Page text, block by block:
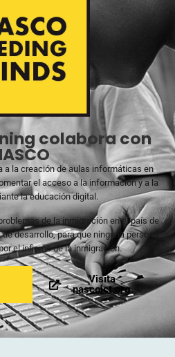
colabora con
a la creación de aulas informáticas en
el acceso a la información y a la
la educación digital.
de la inmigración en el país de
desarrollo, para que ninguna persona
el infierno de la inmigración.
Visita
nascoict.org